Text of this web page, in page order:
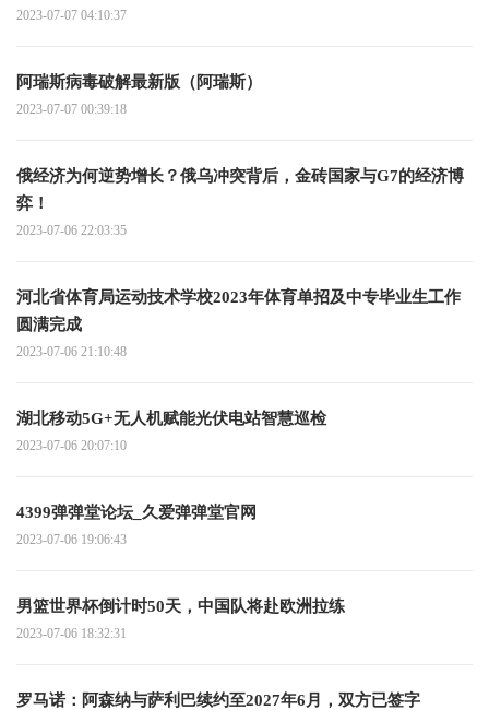
2023-07-07 04:10:37
阿瑞斯病毒破解最新版（阿瑞斯）
2023-07-07 00:39:18
俄经济为何逆势增长？俄乌冲突背后，金砖国家与G7的经济博
弈！
2023-07-06 22:03:35
河北省体育局运动技术学校2023年体育单招及中专毕业生工作
圆满完成
2023-07-06 21:10:48
湖北移动5G+无人机赋能光伏电站智慧巡检
2023-07-06 20:07:10
4399弹弹堂论坛_久爱弹弹堂官网
2023-07-06 19:06:43
男篮世界杯倒计时50天，中国队将赴欧洲拉练
2023-07-06 18:32:31
罗马诺：阿森纳与萨利巴续约至2027年6月，双方已签字